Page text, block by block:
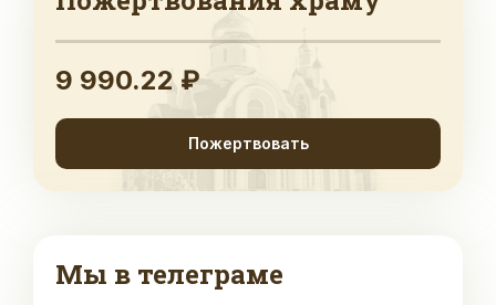
9 990.22 ₽
Пожертвовать
Мы в телеграме